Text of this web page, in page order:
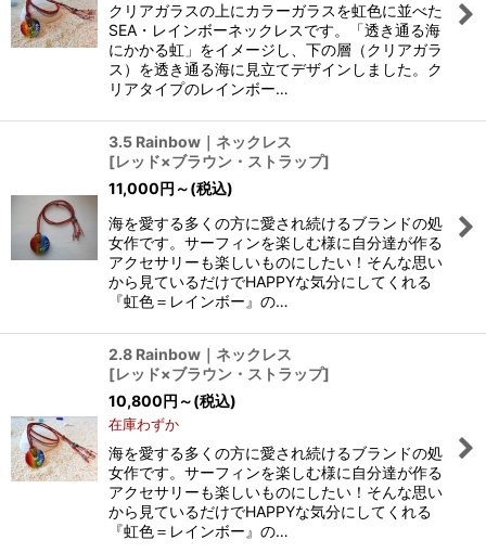
クリアガラスの上にカラーガラスを虹色に並べた
SEA・レインボーネックレスです。「透き通る海
にかかる虹」をイメージし、下の層（クリアガラ
ス）を透き通る海に見立てデザインしました。ク
リアタイプのレインボー…
3.5 Rainbow｜ネックレス
[レッド×ブラウン・ストラップ]
11,000円 ～(税込)
海を愛する多くの方に愛され続けるブランドの処
女作です。サーフィンを楽しむ様に自分達が作る
アクセサリーも楽しいものにしたい！そんな思い
から見ているだけでHAPPYな気分にしてくれる
『虹色＝レインボー』の…
2.8 Rainbow｜ネックレス
[レッド×ブラウン・ストラップ]
10,800円 ～(税込)
在庫わずか
海を愛する多くの方に愛され続けるブランドの処
女作です。サーフィンを楽しむ様に自分達が作る
アクセサリーも楽しいものにしたい！そんな思い
から見ているだけでHAPPYな気分にしてくれる
『虹色＝レインボー』の…